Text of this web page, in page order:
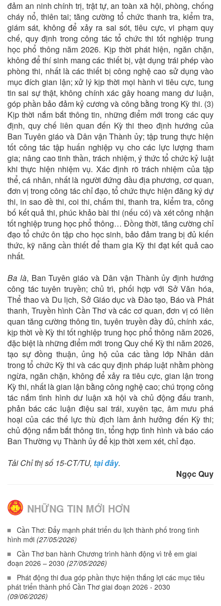
đảm an ninh chính trị, trật tự, an toàn xã hội, phòng, chống
cháy nổ, thiên tai; tăng cường tổ chức thanh tra, kiểm tra,
giám sát, không để xảy ra sai sót, tiêu cực, vi phạm quy
chế, quy định trong công tác tổ chức thi tốt nghiệp trung
học phổ thông năm 2026. Kịp thời phát hiện, ngăn chặn,
không để thí sinh mang các thiết bị, vật dụng trái phép vào
phòng thi, nhất là các thiết bị công nghệ cao sử dụng vào
mục đích gian lận; xử lý kịp thời mọi hành vi tiêu cực, tung
tin sai sự thật, không chính xác gây hoang mang dư luận,
góp phần bảo đảm kỷ cương và công bằng trong Kỳ thi. (3)
Kịp thời nắm bắt thông tin, những điểm mới trong các quy
định, quy chế liên quan đến Kỳ thi theo định hướng của
Ban Tuyên giáo và Dân vận Thành ủy; tập trung thực hiện
tốt công tác tập huấn nghiệp vụ cho các lực lượng tham
gia; nâng cao tinh thần, trách nhiệm, ý thức tổ chức kỷ luật
khi thực hiện nhiệm vụ. Xác định rõ trách nhiệm của tập
thể, cá nhân, nhất là người đứng đầu địa phương, cơ quan,
đơn vị trong công tác chỉ đạo, tổ chức thực hiện đăng ký dự
thi, in sao đề thi, coi thi, chấm thi, thanh tra, kiểm tra, công
bố kết quả thi, phúc khảo bài thi (nếu có) và xét công nhận
tốt nghiệp trung học phổ thông… Đồng thời, tăng cường chỉ
đạo tổ chức ôn tập cho học sinh, bảo đảm trang bị đủ kiến
thức, kỹ năng cần thiết để tham gia Kỳ thi đạt kết quả cao
nhất.
Ba là, Ban Tuyên giáo và Dân vận Thành ủy định hướng
công tác tuyên truyền; chủ trì, phối hợp với Sở Văn hóa,
Thể thao và Du lịch, Sở Giáo dục và Đào tạo, Báo và Phát
thanh, Truyền hình Cần Thơ và các cơ quan, đơn vị có liên
quan tăng cường thông tin, tuyên truyền đầy đủ, chính xác,
kịp thời về Kỳ thi tốt nghiệp trung học phổ thông năm 2026,
đặc biệt là những điểm mới trong Quy chế Kỳ thi năm 2026,
tạo sự đồng thuận, ủng hộ của các tầng lớp Nhân dân
trong tổ chức Kỳ thi và các quy định pháp luật nhằm phòng
ngừa, ngăn chặn, không để xảy ra tiêu cực, gian lận trong
Kỳ thi, nhất là gian lận bằng công nghệ cao; chú trọng công
tác nắm tình hình dư luận xã hội và chủ động đấu tranh,
phản bác các luận điệu sai trái, xuyên tạc, âm mưu phá
hoại của các thế lực thù địch làm ảnh hưởng đến Kỳ thi;
chủ động nắm bắt thông tin, tổng hợp tình hình và báo cáo
Ban Thường vụ Thành ủy để kịp thời xem xét, chỉ đạo.
Tải Chỉ thị số 15-CT/TU, tại đây.
Ngọc Quy
NHỮNG TIN MỚI HƠN
Cần Thơ: Đẩy mạnh phát triển du lịch thành phố trong tình
hình mới (27/05/2026)
Cần Thơ ban hành Chương trình hành động vì trẻ em giai
đoạn 2026 – 2030 (27/05/2026)
Phát động thi đua góp phần thực hiện thắng lợi các mục tiêu
phát triển thành phố Cần Thơ giai đoạn 2026 - 2030
(09/06/2026)